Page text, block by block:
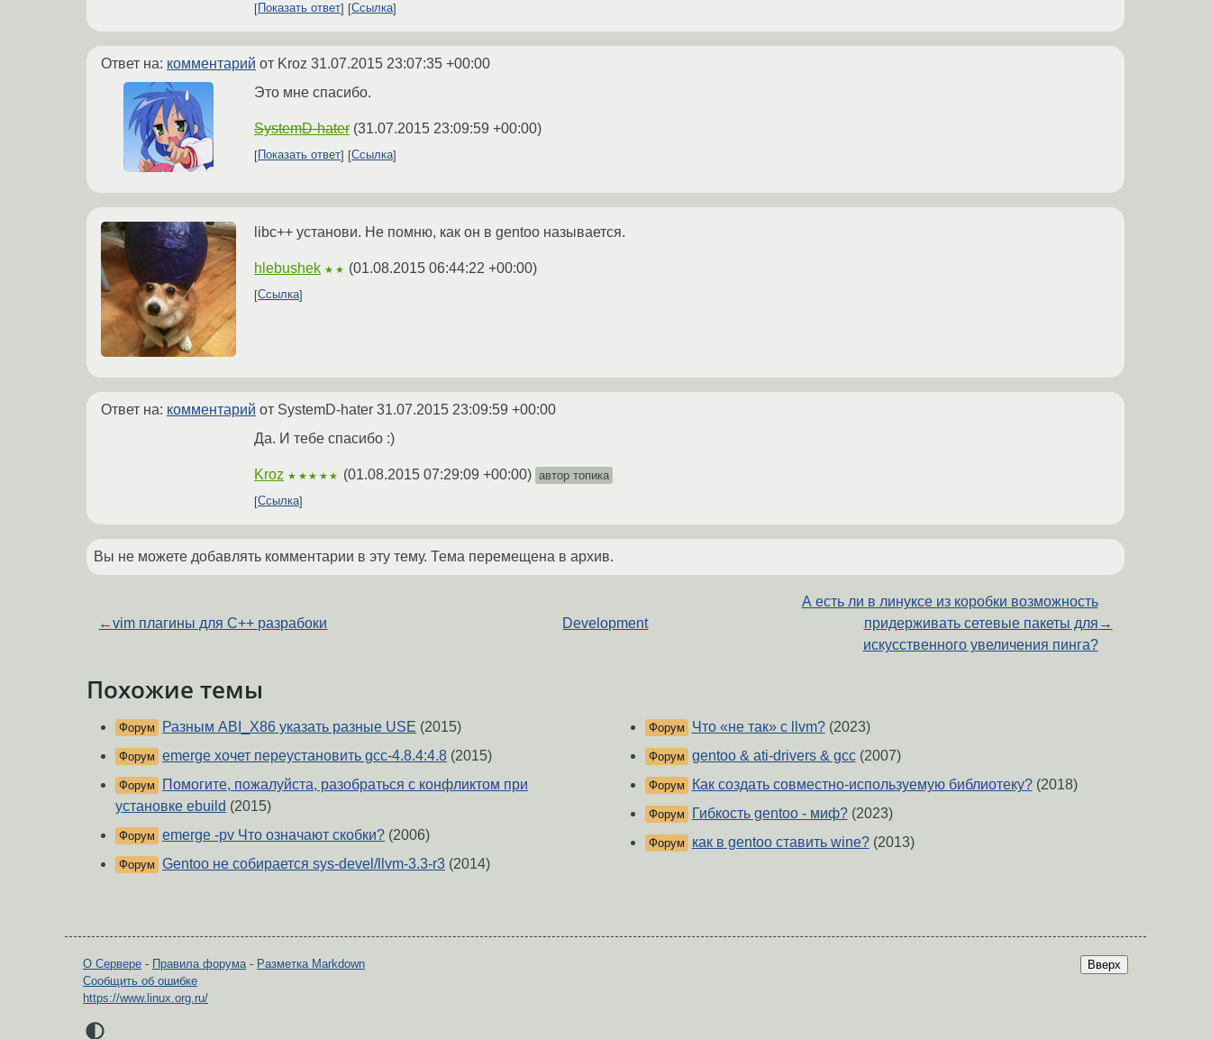
Показать ответ
Ссылка
Ответ на: комментарий от Kroz 31.07.2015 23:07:35 +00:00
Это мне спасибо.
SystemD-hater (31.07.2015 23:09:59 +00:00)
Показать ответ Ссылка
libc++ установи. Не помню, как он в gentoo называется.
hlebushek ★★ (01.08.2015 06:44:22 +00:00)
Ссылка
Ответ на: комментарий от SystemD-hater 31.07.2015 23:09:59 +00:00
Да. И тебе спасибо :)
Kroz ★★★★★ (01.08.2015 07:29:09 +00:00) автор топика
Ссылка
Вы не можете добавлять комментарии в эту тему. Тема перемещена в архив.
←vim плагины для С++ разрабоки Development
А есть ли в линуксе из коробки возможность
придерживать сетевые пакеты для
искусственного увеличения пинга?
→
Похожие темы
Форум Разным ABI_X86 указать разные USE (2015)
Форум emerge хочет переустановить gcc-4.8.4:4.8 (2015)
Форум
Помогите, пожалуйста, разобраться с конфликтом при
установке ebuild (2015)
Форум emerge -pv Что означают скобки? (2006)
Форум Gentoo не собирается sys-devel/llvm-3.3-r3 (2014)
Форум Что «не так» с llvm?(2023)
Форум gentoo & ati-drivers & gcc(2007)
Форум Как создать совместно-используемую библиотеку?(2018)
Форум Гибкость gentoo - миф?(2023)
Форум как в gentoo ставить wine?(2013)
Вверх
О Сервере - Правила форума- Разметка Markdown
Сообщить об ошибке
https://www.linux.org.ru/